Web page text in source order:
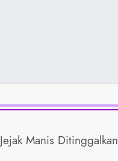
Jejak Manis Ditinggalkan